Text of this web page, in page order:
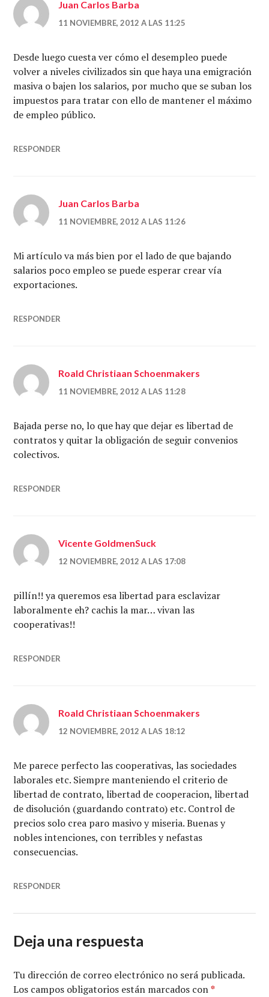
Juan Carlos Barba
11 NOVIEMBRE, 2012 A LAS 11:25
Desde luego cuesta ver cómo el desempleo puede
volver a niveles civilizados sin que haya una emigración
masiva o bajen los salarios, por mucho que se suban los
impuestos para tratar con ello de mantener el máximo
de empleo público.
RESPONDER
Juan Carlos Barba
11 NOVIEMBRE, 2012 A LAS 11:26
Mi artículo va más bien por el lado de que bajando
salarios poco empleo se puede esperar crear vía
exportaciones.
RESPONDER
Roald Christiaan Schoenmakers
11 NOVIEMBRE, 2012 A LAS 11:28
Bajada perse no, lo que hay que dejar es libertad de
contratos y quitar la obligación de seguir convenios
colectivos.
RESPONDER
Vicente GoldmenSuck
12 NOVIEMBRE, 2012 A LAS 17:08
pillín!! ya queremos esa libertad para esclavizar
laboralmente eh? cachis la mar… vivan las
cooperativas!!
RESPONDER
Roald Christiaan Schoenmakers
12 NOVIEMBRE, 2012 A LAS 18:12
Me parece perfecto las cooperativas, las sociedades
laborales etc. Siempre manteniendo el criterio de
libertad de contrato, libertad de cooperacion, libertad
de disolución (guardando contrato) etc. Control de
precios solo crea paro masivo y miseria. Buenas y
nobles intenciones, con terribles y nefastas
consecuencias.
RESPONDER
Deja una respuesta
Tu dirección de correo electrónico no será publicada.
Los campos obligatorios están marcados con*